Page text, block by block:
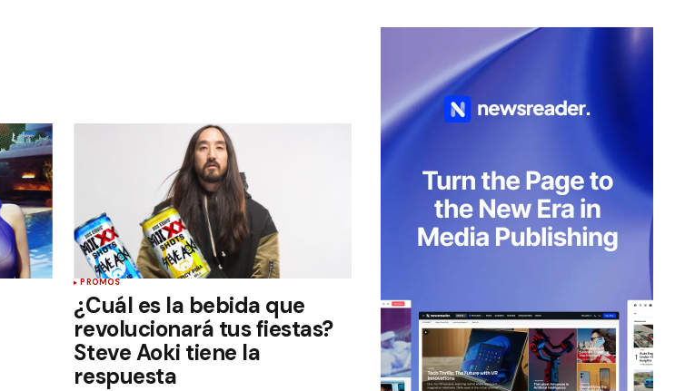
PROMOS
¿Cuál es la bebida que
revolucionará tus fiestas?
Steve Aoki tiene la
respuesta